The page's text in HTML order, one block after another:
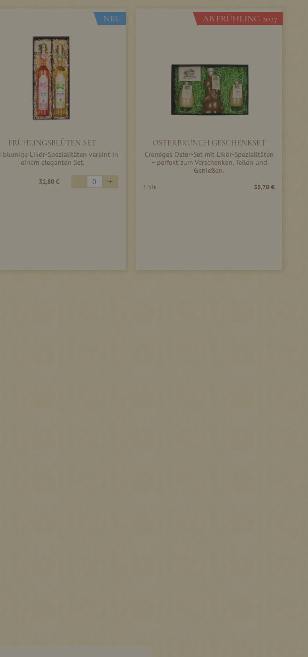
NEU
FRÜHLINGSBLÜTEN SET
blumige Likör-Spezialitäten vereint in
einem eleganten Set.
31,80 € - +
AB FRÜHLING 2027
OSTERBRUNCH GESCHENKSET
Cremiges Oster-Set mit Likör-Spezialitäten
– perfekt zum Verschenken, Teilen und
Genießen.
1 Stk 35,70 €